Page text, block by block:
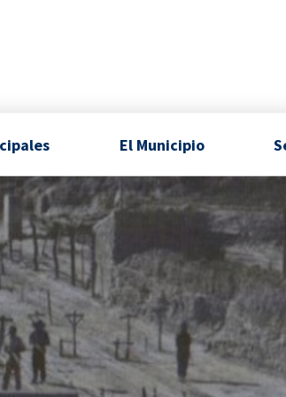
El Municipio